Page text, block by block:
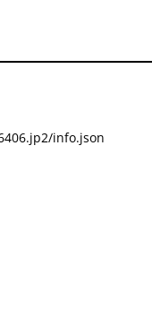
info.json